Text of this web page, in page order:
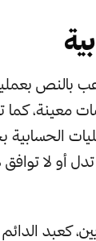
بالنص
معينة،
الحسابية
أو لا
كعبد